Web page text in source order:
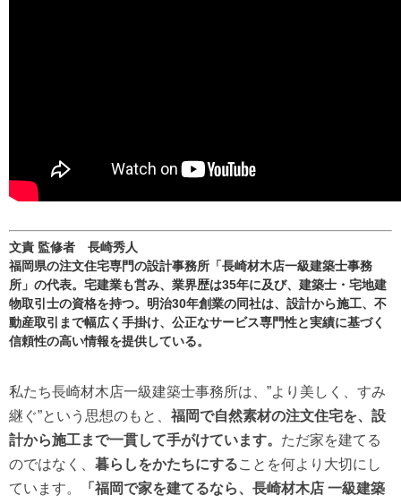
文責 監修者 長崎秀人
福岡県の注文住宅専門の設計事務所「長崎材木店一級建築士事務
所」の代表。宅建業も営み、業界歴は35年に及び、建築士・宅地建
物取引士の資格を持つ。明治30年創業の同社は、設計から施工、不
動産取引まで幅広く手掛け、公正なサービス専門性と実績に基づく
信頼性の高い情報を提供している。
私たち長崎材木店一級建築士事務所は、”より美しく、すみ
継ぐ”という思想のもと、 福岡で自然素材の注文住宅を、設
計から施工まで一貫して手がけています。 ただ家を建てる
のではなく、 暮らしをかたちにすることを何より大切にし
ています。
「福岡で家を建てるなら、長崎材木店 一級建築